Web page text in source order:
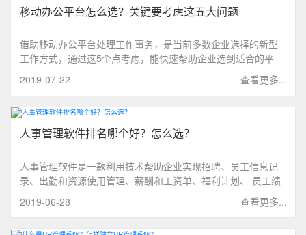
移动办公平台怎么选？关键要考虑这五大问题
借助移动办公平台处理工作事务，是当前多数企业选择的新型
工作方式，通过这5个点考虑，能快速帮助企业选到适合的平
查看更多...
2019-07-22
人事管理软件排名哪个好？怎么选？
人事管理软件是一款利用技术帮助企业实现招聘、员工信息记
录、出勤和资源使用管理、薪酬和工资单、福利计划、 员工绩
效 、人才盘点、在线假期管理等功能，可以企业更加有效的管
理和控制HR及员工
查看更多...
2019-06-28